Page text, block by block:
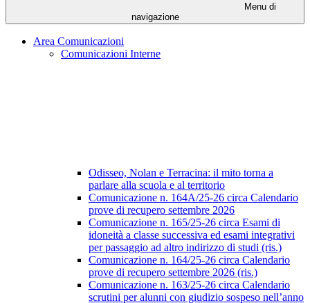
Menu di
navigazione
Area Comunicazioni
Comunicazioni Interne
Odisseo, Nolan e Terracina: il mito torna a
parlare alla scuola e al territorio
Comunicazione n. 164A/25-26 circa Calendario
prove di recupero settembre 2026
Comunicazione n. 165/25-26 circa Esami di
idoneità a classe successiva ed esami integrativi
per passaggio ad altro indirizzo di studi (ris.)
Comunicazione n. 164/25-26 circa Calendario
prove di recupero settembre 2026 (ris.)
Comunicazione n. 163/25-26 circa Calendario
scrutini per alunni con giudizio sospeso nell’anno